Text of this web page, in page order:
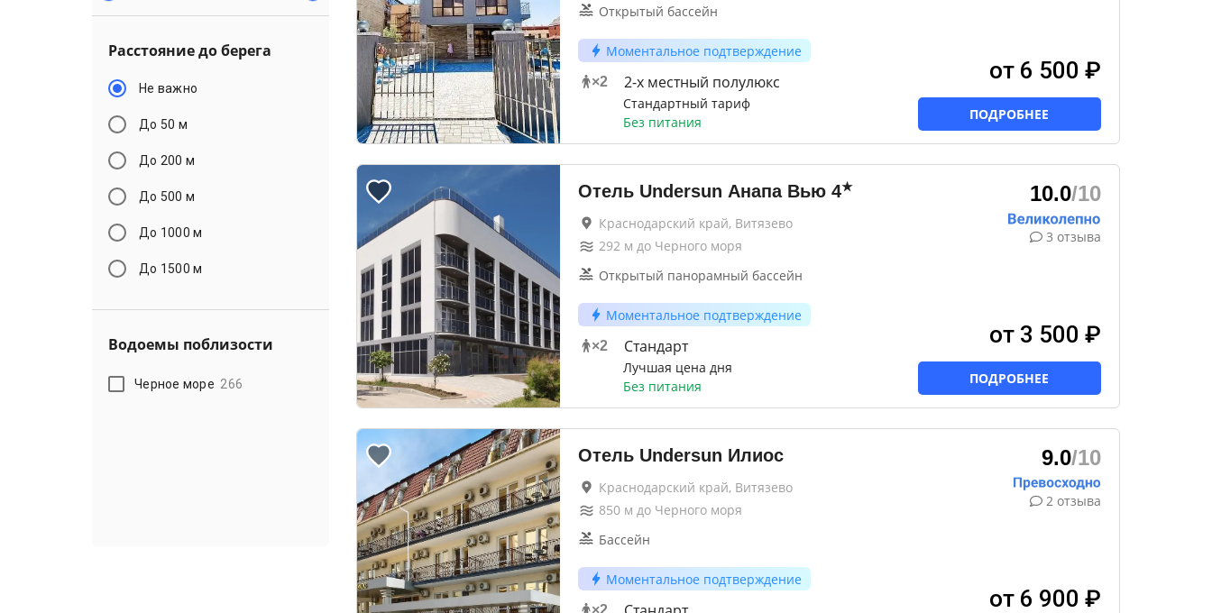
Расстояние до берега
Не важно
До 50 м
До 200 м
До 500 м
До 1000 м
До 1500 м
Водоемы поблизости
Черное море 266
Открытый бассейн
Моментальное подтверждение
×2 2-х местный полулюкс
Стандартный тариф
Без питания
от 6 500 ₽
ПОДРОБНЕЕ
Отель Undersun Анапа Вью 4★
Краснодарский край, Витязево
292м до Черного моря
Открытый панорамный бассейн
Моментальное подтверждение
×2 Стандарт
Лучшая цена дня
Без питания
10.0/10
3 отзыва
от 3 500 ₽
ПОДРОБНЕЕ
Отель Undersun Илиос
Краснодарский край, Витязево
850м до Черного моря
Бассейн
Моментальное подтверждение
×2
9.0/10
2 отзыва
от 6 900 ₽